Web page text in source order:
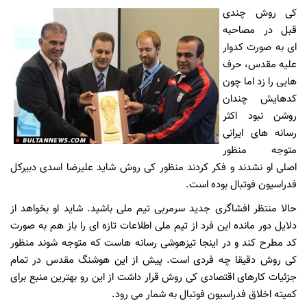
کی روش چندی
قبل در مصاحبه
ای به صورت کدوار
علیه مقدس، حرف
هایی را زد اما چون
کدهایش چندان
روشن نبود اکثر
رسانه های ایرانی
متوجه منظور
اصلی او نشدند و فکر کردند منظور کی روش شاید علیرضا اسدی دبیرکل
فدراسیون فوتبال بوده است.
حالا منتظر افشاگری جدید سرمربی تیم ملی باشید. شاید او بخواهد از
دلایل دور مانده این فرد از تیم ملی اطلاعات تازه ای را باز هم به صورت
کد مطرح کند و در اینجا تیزهوشی رسانه هاست که متوجه شوند منظور
کی روش دقیقا چه فردی است. پیش از این هوشنگ مقدس در تمام
جزئیات کارهای اقتصادی کی روش قرار داشت از این رو بهترین منبع برای
کمیته اخلاق فدراسیون فوتبال به شمار می رود.